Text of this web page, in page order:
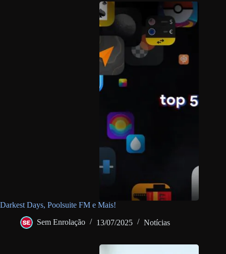
Darkest Days, Poolsuite FM e Mais!
Sem Enrolação 13/07/2025 Notícias